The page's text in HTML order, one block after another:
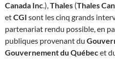
Canada Inc.),Thales (Thales
etCGI sont les cinq grands
partenariat rendu possible, en
publiques provenant du
Gouvernement du Québecet